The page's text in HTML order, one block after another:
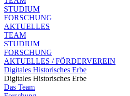
STUDIUM
FORSCHUNG
AKTUELLES
TEAM
STUDIUM
FORSCHUNG
AKTUELLES / FÖRDERVEREIN
Digitales Historisches Erbe
Digitales Historisches Erbe
Das Team